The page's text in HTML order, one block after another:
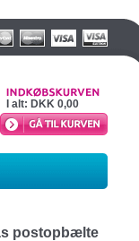
I alt: DKK 0,00
postopbælte